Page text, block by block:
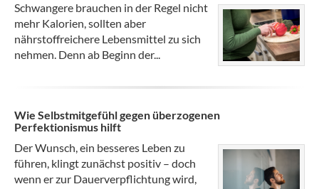
Schwangere brauchen in der Regel nicht
mehr Kalorien, sollten aber
nährstoffreichere Lebensmittel zu sich
nehmen. Denn ab Beginn der...
Wie Selbstmitgefühl gegen überzogenen
Perfektionismus hilft
Der Wunsch, ein besseres Leben zu
führen, klingt zunächst positiv – doch
wenn er zur Dauerverpflichtung wird,